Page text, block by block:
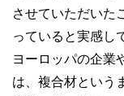
させていただいた
っていると実感し
ヨーロッパの企業
は、複合材という